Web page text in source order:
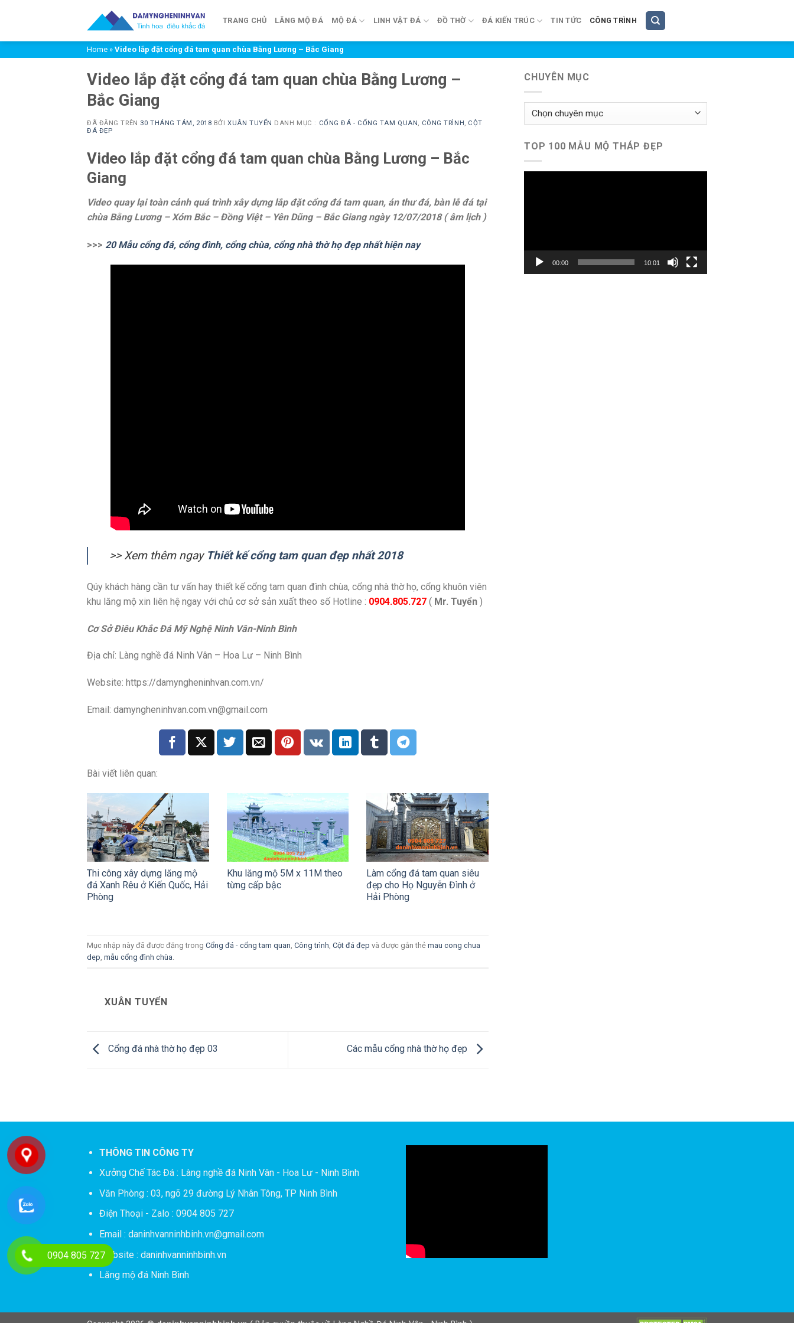
TRANG CHỦ LĂNG MỘ ĐÁ MỘ ĐÁ LINH VẬT ĐÁ ĐỒ THỜ ĐÁ KIẾN TRÚC TIN TỨC CÔNG TRÌNH
Home » Video lắp đặt cổng đá tam quan chùa Bằng Lương – Bắc Giang
Video lắp đặt cổng đá tam quan chùa Bằng Lương –
Bắc Giang
ĐÃ ĐĂNG TRÊN 30 THÁNG TÁM, 2018 BỞIXUÂN TUYỂN DANH MỤC : CỔNG ĐÁ - CỔNG TAM QUAN CÔNG TRÌNH
CỘT
ĐÁ ĐẸP
Video lắp đặt cổng đá tam quan chùa Bằng Lương – Bắc
Giang
Video quay lại toàn cảnh quá trình xây dựng lắp đặt cổng đá tam quan, án thư đá, bàn lễ đá tại
chùa Bằng Lương – Xóm Bắc – Đồng Việt – Yên Dũng – Bắc Giang ngày 12/07/2018 ( âm lịch )
>>> 20 Mẫu cổng đá, cổng đình, cổng chùa, cổng nhà thờ họ đẹp nhất hiện nay
>> Xem thêm ngay Thiết kế cổng tam quan đẹp nhất 2018
Qúy khách hàng cần tư vấn hay thiết kế cổng tam quan đình chùa, cổng nhà thờ họ, cổng khuôn viên
khu lăng mộ xin liên hệ ngay với chủ cơ sở sản xuất theo số Hotline : 0904.805.727 ( Mr. Tuyển )
Cơ Sở Điêu Khắc Đá Mỹ Nghệ Ninh Vân-Ninh Bình
Địa chỉ: Làng nghề đá Ninh Vân – Hoa Lư – Ninh Bình
Website: https://damyngheninhvan.com.vn/
Email: damyngheninhvan.com.vn@gmail.com
Bài viết liên quan:
Thi công xây dựng lăng mộ
đá Xanh Rêu ở Kiến Quốc, Hải
Phòng
Khu lăng mộ 5M x 11M theo
từng cấp bậc
Làm cổng đá tam quan siêu
đẹp cho Họ Nguyễn Đình ở
Hải Phòng
Mục nhập này đã được đăng trong Cổng đá - cổng tam quan Công trình Cột đá đẹp và được gắn thẻ mau cong chua
dep mẫu cổng đình chùa
XUÂN TUYỂN
Cổng đá nhà thờ họ đẹp 03 Các mẫu cổng nhà thờ họ đẹp
CHUYÊN MỤC
Chuyên
mục
TOP 100 MẪU MỘ THÁP ĐẸP
00:00 10:01
THÔNG TIN CÔNG TY
Xưởng Chế Tác Đá : Làng nghề đá Ninh Vân - Hoa Lư - Ninh Bình
Văn Phòng : 03, ngõ 29 đường Lý Nhân Tông, TP Ninh Bình
Điện Thoại - Zalo : 0904 805 727
Email : daninhvanninhbinh.vn@gmail.com
Website : daninhvanninhbinh.vn
Lăng mộ đá Ninh Bình
0904 805 727